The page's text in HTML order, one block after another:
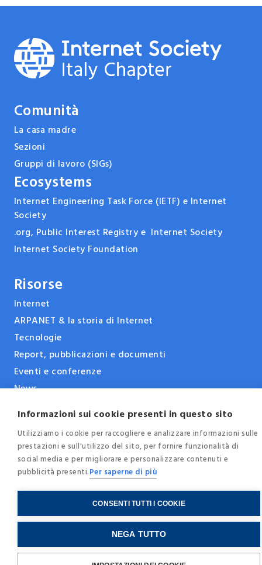
Comunità
La casa madre
Sezioni
Gruppi di lavoro (SIGs)
Ecosystems
Internet Engineering Task Force (IETF) e Internet
Society
.org, Public Interest Registry e Internet Society
Internet Society Foundation
Risorse
Internet
ARPANET & la storia di Internet
Tecnologie
Report, pubblicazioni e documenti
Eventi e conferenze
News
© 2025 - Internet Society Italia -Privacy-Cookie
Policy-Credits
C.F. / P.IVA97259850150
Informazioni sui cookie presenti in questo sito
Utilizziamo i cookie per raccogliere e analizzare informazioni sulle
prestazioni e sull'utilizzo del sito, per fornire funzionalità di
social media e per migliorare e personalizzare contenuti e
pubblicità presenti.Per saperne di più
CONSENTI TUTTI I COOKIE
NEGA TUTTO